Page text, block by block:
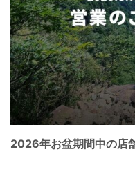
2026年お盆期間中の店